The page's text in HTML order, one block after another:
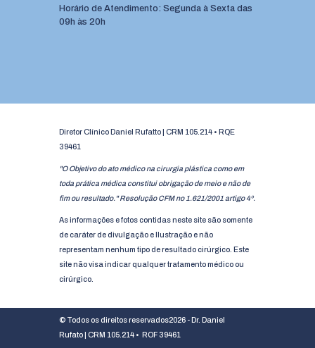
Horário de Atendimento: Segunda à Sexta das
09h às 20h
Diretor Clínico Daniel Rufatto | CRM 105.214 • RQE
39461
"O Objetivo do ato médico na cirurgia plástica como em
toda prática médica constitui obrigação de meio e não de
fim ou resultado." Resolução CFM no 1.621/2001 artigo 4º.
As informações e fotos contidas neste site são somente
de caráter de divulgação e Ilustração e não
representam nenhum tipo de resultado cirúrgico. Este
site não visa indicar qualquer tratamento médico ou
cirúrgico.
© Todos os direitos reservados2026 - Dr. Daniel
Rufato | CRM 105.214 • ROF 39461